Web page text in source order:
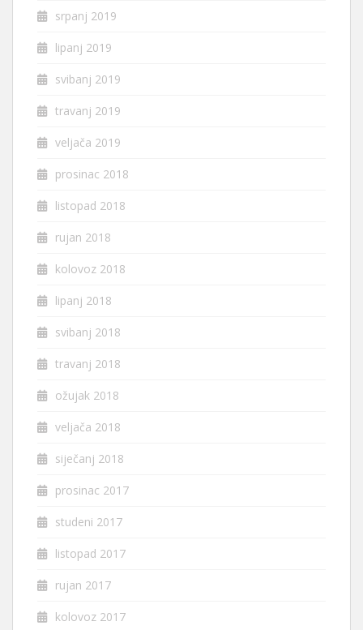
srpanj 2019
lipanj 2019
svibanj 2019
travanj 2019
veljača 2019
prosinac 2018
listopad 2018
rujan 2018
kolovoz 2018
lipanj 2018
svibanj 2018
travanj 2018
ožujak 2018
veljača 2018
siječanj 2018
prosinac 2017
studeni 2017
listopad 2017
rujan 2017
kolovoz 2017